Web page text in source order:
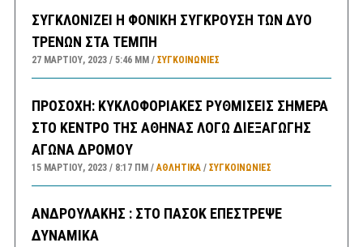
ΣΥΓΚΛΟΝΙΖΕΙ Η ΦΟΝΙΚΗ ΣΥΓΚΡΟΥΣΗ ΤΩΝ ΔΥΟ
ΤΡΕΝΩΝ ΣΤΑ ΤΕΜΠΗ
27 ΜΑΡΤΊΟΥ, 2023 5:46 ΜΜ ΣΥΓΚΟΙΝΩΝΊΕΣ
ΠΡΟΣΟΧΗ: ΚΥΚΛΟΦΟΡΙΑΚΕΣ ΡΥΘΜΙΣΕΙΣ ΣΗΜΕΡΑ
ΣΤΟ ΚΕΝΤΡΟ ΤΗΣ ΑΘΗΝΑΣ ΛΟΓΩ ΔΙΕΞΑΓΩΓΗΣ
ΑΓΩΝΑ ΔΡΟΜΟΥ
15 ΜΑΡΤΊΟΥ, 2023 8:17 ΠΜ ΑΘΛΗΤΙΚΑ/ ΣΥΓΚΟΙΝΩΝΊΕΣ
ΑΝΔΡΟΥΛΑΚΗΣ : ΣΤΟ ΠΑΣΟΚ ΕΠΕΣΤΡΕΨΕ
ΔΥΝΑΜΙΚΑ